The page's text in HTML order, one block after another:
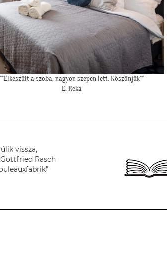
"Felkerültek a tapéták az eredmény magáért beszél!:)"
H. Anita
vissza,
Rasch